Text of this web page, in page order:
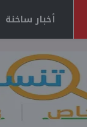
أخبار ساخنة